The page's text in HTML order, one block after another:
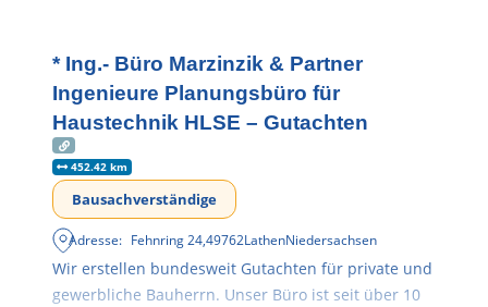
* Ing.- Büro Marzinzik & Partner
Ingenieure Planungsbüro für
Haustechnik HLSE – Gutachten
452.42 km
Bausachverständige
Adresse: Fehnring 24,49762LathenNiedersachsen
Wir erstellen bundesweit Gutachten für private und
gewerbliche Bauherrn. Unser Büro ist seit über 10